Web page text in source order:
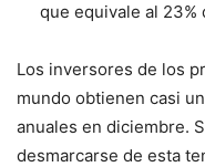
que equivale al 23%
Los inversores de los
mundo obtienen casi
anuales en diciembre.
desmarcarse de esta